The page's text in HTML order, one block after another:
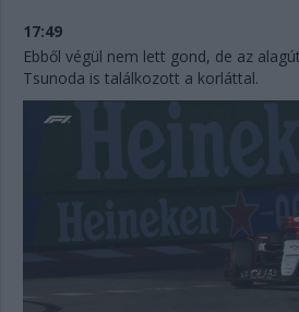
17:49
Ebből végül nem lett gond, de az
Tsunoda is találkozott a korláttal.